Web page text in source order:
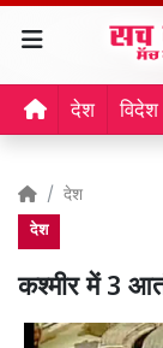
देश विदेश
देश
देश
कश्मीर में 3